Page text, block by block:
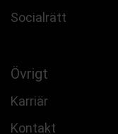
Socialrätt
Övrigt
Karriär
Kontakt